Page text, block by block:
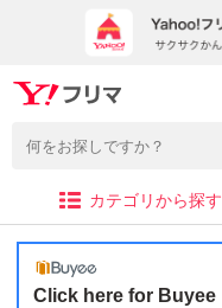
カテゴリから探す
Click here for Buyee